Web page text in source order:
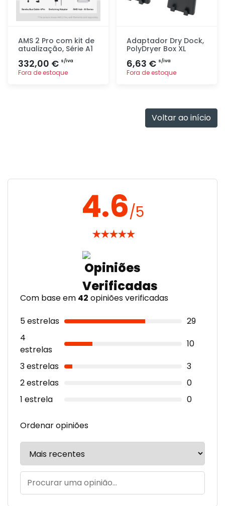
AMS 2 Pro com kit de
atualização, Série A1
332,00 € s/iva
Fora de estoque
Adaptador Dry Dock,
PolyDryer Box XL
6,63 € s/iva
Fora de estoque
Voltar ao início
4.6/5
★★★★★
Com base em 42 opiniões verificadas
5 estrelas
29
4
estrelas
10
3 estrelas
3
2 estrelas
0
1 estrela
0
Ordenar opiniões